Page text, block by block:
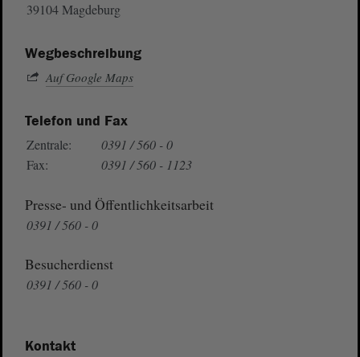
39104 Magdeburg
Wegbeschreibung
Auf Google Maps
Telefon und Fax
Zentrale:
0391 / 560 - 0
Fax:
0391 / 560 - 1123
Presse- und Öffentlichkeitsarbeit
0391 / 560 - 0
Besucherdienst
0391 / 560 - 0
Kontakt